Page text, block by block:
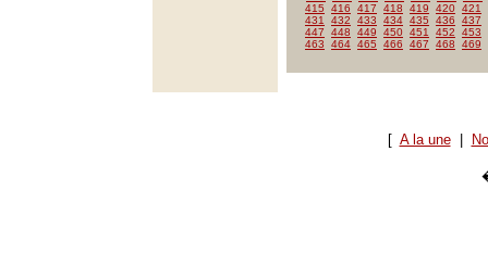
415
416 417 418 419 420 421
431
432 433 434 435 436
437
447
448 449 450 451 452
453
463
464 465 466 467 468 469
[ A la une|